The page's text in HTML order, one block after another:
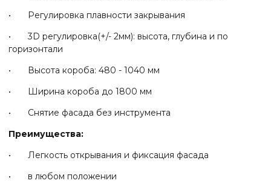
• Регулировка плавности закрывания
• 3D регулировка(+/- 2мм): высота, глубина и по
горизонтали
• Высота короба: 480 - 1040 мм
• Ширина короба до 1800 мм
• Снятие фасада без инструмента
Преимущества:
• Легкость открывания и фиксация фасада
• в любом положении